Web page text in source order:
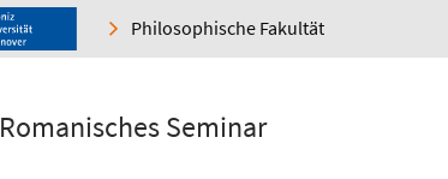
Philosophische Fakultät
Romanisches Seminar